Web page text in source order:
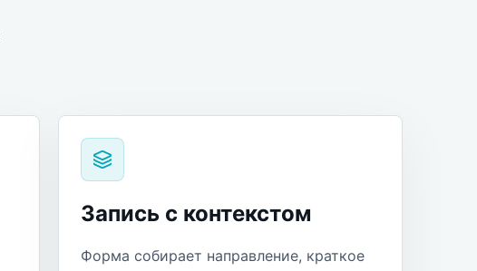
Запись с контекстом
Форма собирает направление, краткое